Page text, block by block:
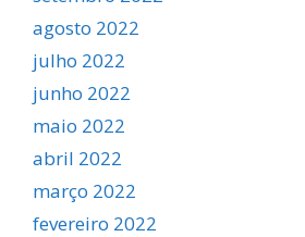
agosto 2022
julho 2022
junho 2022
maio 2022
abril 2022
março 2022
fevereiro 2022